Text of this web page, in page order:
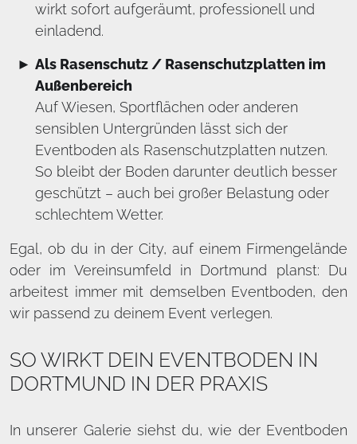
wirkt sofort aufgeräumt, professionell und
einladend.
Als Rasenschutz / Rasenschutzplatten im
Außenbereich
Auf Wiesen, Sportflächen oder anderen
sensiblen Untergründen lässt sich der
Eventboden als Rasenschutzplatten nutzen.
So bleibt der Boden darunter deutlich besser
geschützt – auch bei großer Belastung oder
schlechtem Wetter.
Egal, ob du in der City, auf einem Firmengelände
oder im Vereinsumfeld in Dortmund planst: Du
arbeitest immer mit demselben Eventboden, den
wir passend zu deinem Event verlegen.
SO WIRKT DEIN EVENTBODEN IN
DORTMUND IN DER PRAXIS
In unserer Galerie siehst du, wie der Eventboden